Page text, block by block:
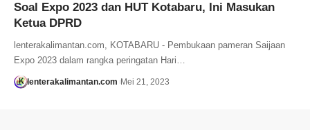
Soal Expo 2023 dan HUT Kotabaru, Ini Masukan
Ketua DPRD
lenterakalimantan.com, KOTABARU - Pembukaan pameran Saijaan
Expo 2023 dalam rangka peringatan Hari…
lenterakalimantan.com Mei 21, 2023